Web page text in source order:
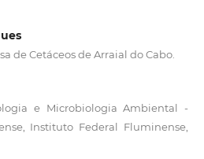
de Cetáceos de Arraial do Cabo.
e Microbiologia Ambiental -
Instituto Federal Fluminense,